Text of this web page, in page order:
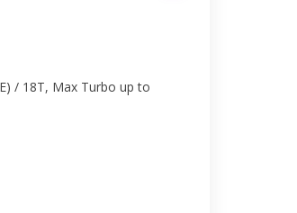
/ 18T, Max Turbo up to